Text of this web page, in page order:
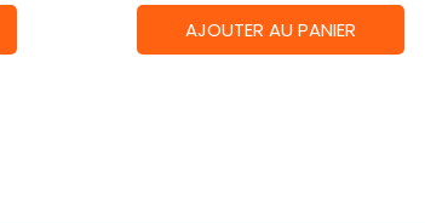
AJOUTER AU PANIER